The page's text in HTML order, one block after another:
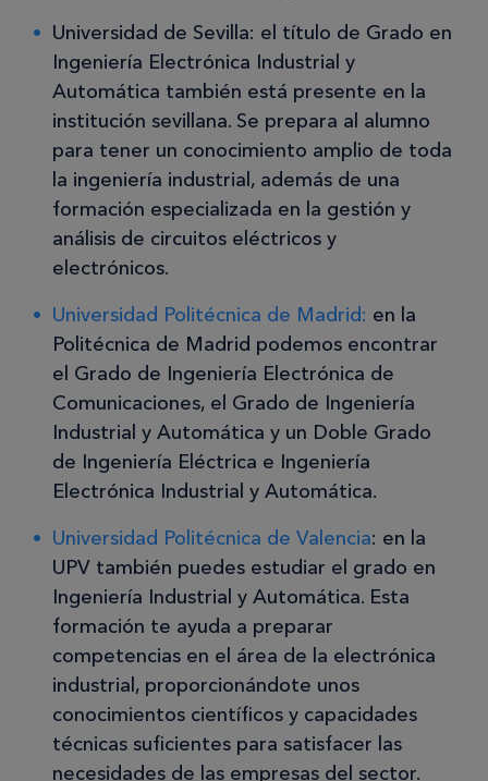
Universidad de Sevilla: el título de Grado en
Ingeniería Electrónica Industrial y
Automática también está presente en la
institución sevillana. Se prepara al alumno
para tener un conocimiento amplio de toda
la ingeniería industrial, además de una
formación especializada en la gestión y
análisis de circuitos eléctricos y
electrónicos.
Universidad Politécnica de Madrid: en la
Politécnica de Madrid podemos encontrar
el Grado de Ingeniería Electrónica de
Comunicaciones, el Grado de Ingeniería
Industrial y Automática y un Doble Grado
de Ingeniería Eléctrica e Ingeniería
Electrónica Industrial y Automática.
Universidad Politécnica de Valencia: en la
UPV también puedes estudiar el grado en
Ingeniería Industrial y Automática. Esta
formación te ayuda a preparar
competencias en el área de la electrónica
industrial, proporcionándote unos
conocimientos científicos y capacidades
técnicas suficientes para satisfacer las
necesidades de las empresas del sector.